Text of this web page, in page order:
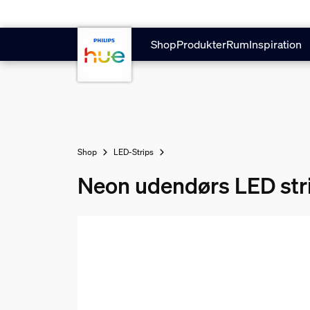
ShopProdukterRumInspiration
Shop LED-Strips
Neon udendørs LED